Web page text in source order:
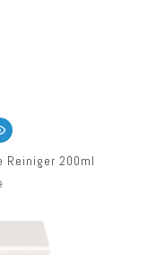
Reiniger 200ml